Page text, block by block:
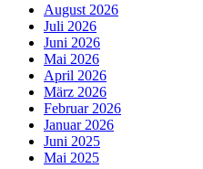
August 2026
Juli 2026
Juni 2026
Mai 2026
April 2026
März 2026
Februar 2026
Januar 2026
Juni 2025
Mai 2025